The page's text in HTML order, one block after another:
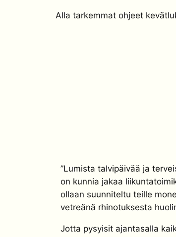
Alla tarkemmat ohjeet
”Lumista talvipäivää ja
on kunnia jakaa
ollaan suunniteltu teille
vetreänä rhinotuksesta
Jotta pysyisit ajantasalla